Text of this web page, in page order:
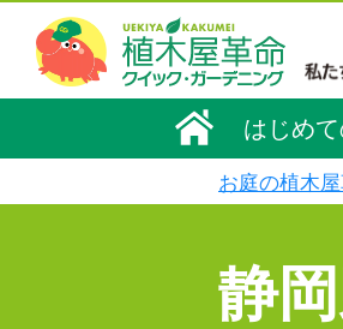
はじめ
お庭の植木
静